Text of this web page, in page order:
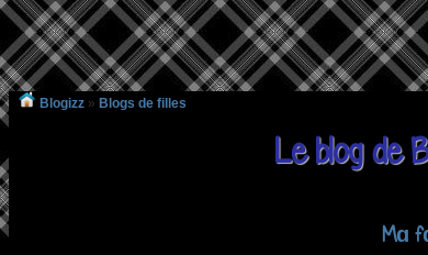
Blogizz » Blogs de filles
Le blog de
Mɑ